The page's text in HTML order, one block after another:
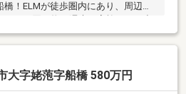
！ELMが徒歩圏内にあり、周辺の
、残り7区画！・b7区画は65坪の整
さんで建築できます！＊＊近隣＊
徒歩4分/五所川原第三中学校まで
約650m徒歩9分【生活】ELMまで
大字姥萢字船橋 580万円